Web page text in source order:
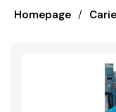
Homepage /